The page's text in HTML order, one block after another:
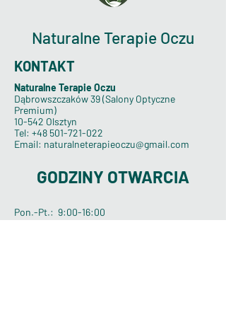
Naturalne Terapie Oczu
KONTAKT
Naturalne Terapie Oczu
Dąbrowszczaków 39 (Salony Optyczne
Premium)
10-542 Olsztyn
Tel: +48 501-721-022
Email: naturalneterapieoczu@gmail.com
GODZINY OTWARCIA
Pon.-Pt.: 9:00-16:00